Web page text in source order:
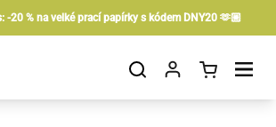
-20 % na velké prací papírky s kódem DNY20 🫶🏼
Otvorit košíkOtvor ponuku